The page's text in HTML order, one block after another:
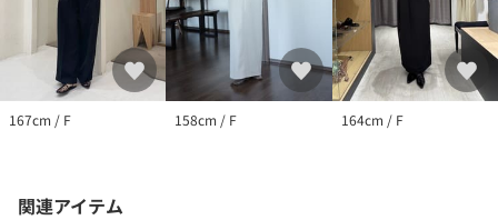
167cm / F 158cm / F 164cm / F
関連アイテム